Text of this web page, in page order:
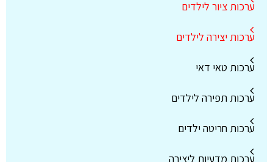
ערכות ציור לילדים
ערכות יצירה לילדים
ערכות טאי דאי
ערכות תפירה לילדים
ערכות חריטה ילדים
ערכות מדעיות ליצירה